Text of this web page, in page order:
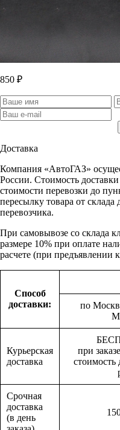
850 ₽
Доставка
Компания «АвтоГАЗ»
России. Стоимость
стоимости перевозки до
пересылку товара от
перевозчика.
При самовывозе со склада
размере 10% при оплате
расчете (при предъявлении
Способ
доставки:
по
Курьерская
доставка
при
стоимость
Срочная
доставка
(в день